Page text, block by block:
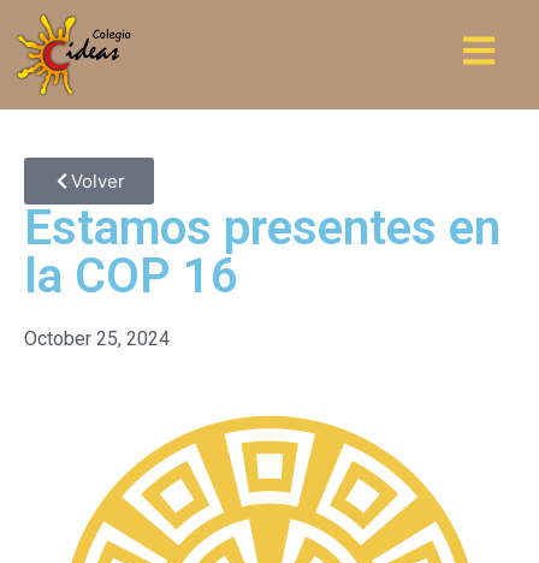
Volver
Estamos presentes en
la COP 16
October 25, 2024